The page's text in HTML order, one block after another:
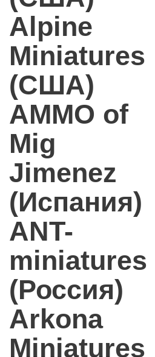
Alpine
Miniatures
(США)
AMMO of
Mig
Jimenez
(Испания)
ANT-
miniatures
(Россия)
Arkona
Miniatures